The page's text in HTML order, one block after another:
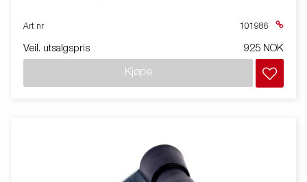
Art nr 101986
Veil. utsalgspris 925 NOK
Kjøpe